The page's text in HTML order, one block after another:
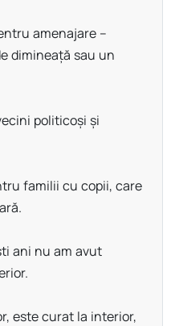
amenajare –
dimineață sau un
politicoși și
familii cu copii, care
ani nu am avut
este curat la interior,